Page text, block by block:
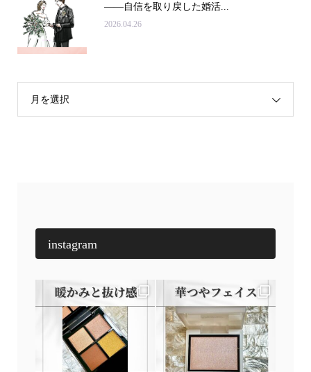
——自信を取り戻した婚活...
2026.04.26
月を選択
instagram